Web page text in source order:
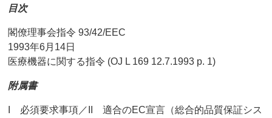
目次
閣僚理事会指令 93/42/EEC
1993年6月14日
医療機器に関する指令 (OJ L 169 12.7.1993 p. 1)
附属書
I 必須要求事項／II 適合のEC宣言（総合的品質保証シス